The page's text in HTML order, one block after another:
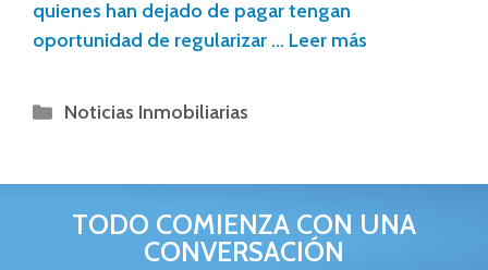
quienes han dejado de pagar tengan
oportunidad de regularizar … Leer más
Noticias Inmobiliarias
TODO COMIENZA CON UNA
CONVERSACIÓN